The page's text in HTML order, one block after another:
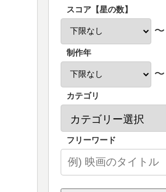
スコア【星の数】
〜
制作年
〜
カテゴリ
フリーワード